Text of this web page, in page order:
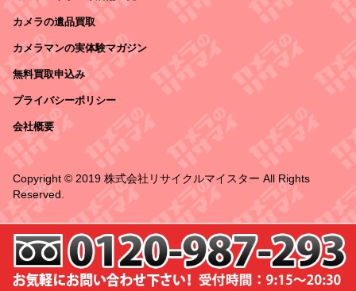
カメラの遺品買取
カメラマンの実体験マガジン
無料買取申込み
プライバシーポリシー
会社概要
Copyright © 2019 株式会社リサイクルマイスター All Rights
Reserved.